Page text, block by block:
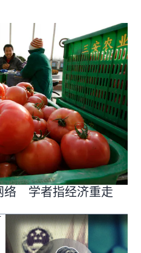
络 学者指经济重走